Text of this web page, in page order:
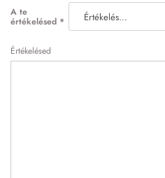
A te
értékelésed *
Értékelésed